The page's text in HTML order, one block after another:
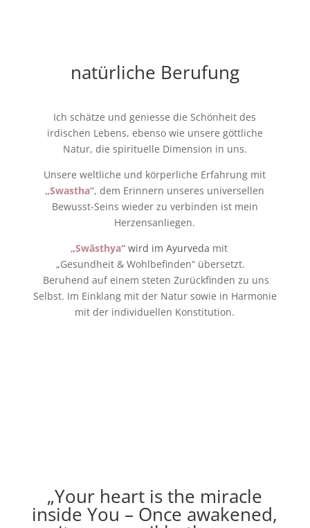
natürliche Berufung
Ich schätze und geniesse die Schönheit des
irdischen Lebens, ebenso wie unsere göttliche
Natur, die spirituelle Dimension in uns.
Unsere weltliche und körperliche Erfahrung mit
„Swastha“, dem Erinnern unseres universellen
Bewusst-Seins wieder zu verbinden ist mein
Herzensanliegen.
„Swāsthya“ wird im Ayurveda mit
„Gesundheit & Wohlbefinden“ übersetzt.
Beruhend auf einem steten Zurückfinden zu uns
Selbst. Im Einklang mit der Natur sowie in Harmonie
mit der individuellen Konstitution.
„Your heart is the miracle
inside You – Once awakened,